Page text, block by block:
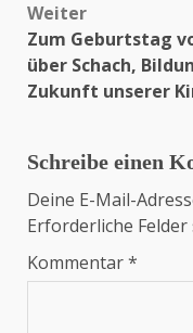
Weiter
Zum Geburtstag
über Schach,
Zukunft unserer
Schreibe einen
Deine E-Mail-
Erforderliche
Kommentar*